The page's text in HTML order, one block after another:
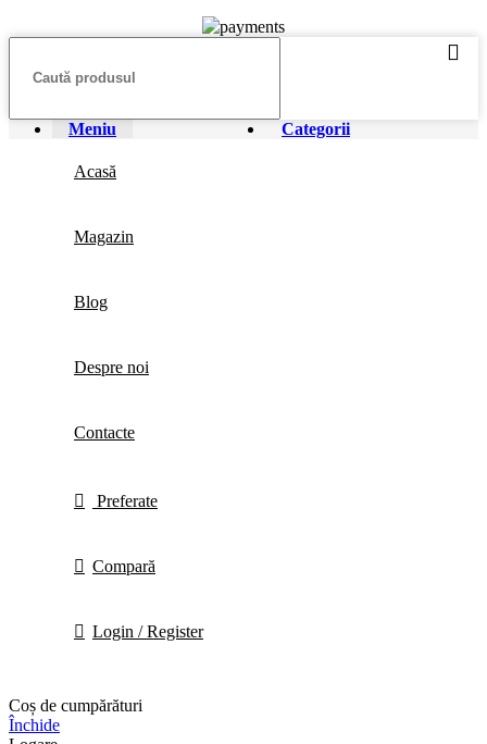
Meniu Categorii
Acasă
Magazin
Blog
Despre noi
Contacte
Preferate
Compară
Login / Register
Coș de cumpărături
Închide